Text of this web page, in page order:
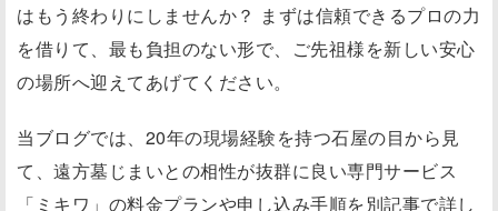
はもう終わりにしませんか？ まずは信頼できるプロの力
を借りて、最も負担のない形で、ご先祖様を新しい安心
の場所へ迎えてあげてください。
当ブログでは、20年の現場経験を持つ石屋の目から見
て、遠方墓じまいとの相性が抜群に良い専門サービス
「ミキワ」の料金プランや申し込み手順を別記事で詳し